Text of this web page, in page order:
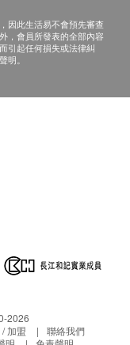
）
因此生活易不會預先審查
，會員所發表的全部內容
引起任何損失或法律糾
。
2026
加盟
聯絡我們